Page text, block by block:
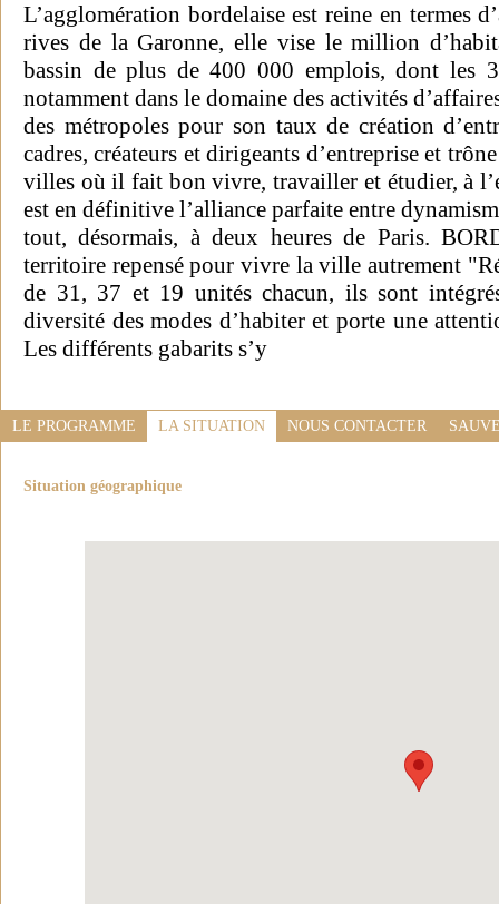
L’agglomération bordelaise est reine en termes
rives de la Garonne, elle vise le million
bassin de plus de 400 000 emplois, dont les
notamment dans le domaine des activités
des métropoles pour son taux de création
cadres, créateurs et dirigeants d’entreprise et
villes où il fait bon vivre, travailler et étudier, à
est en définitive l’alliance parfaite entre
tout, désormais, à deux heures de Paris.
territoire repensé pour vivre la ville autrement
de 31, 37 et 19 unités chacun, ils sont
diversité des modes d’habiter et porte une
Les différents gabarits s’y
LE PROGRAMME LA SITUATION NOUS CONTACTER
Situation géographique